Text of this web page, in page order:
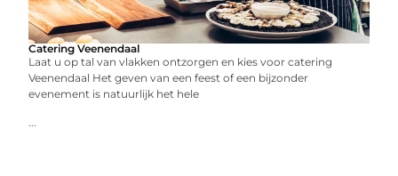
Catering Veenendaal
Laat u op tal van vlakken ontzorgen en kies voor catering
Veenendaal Het geven van een feest of een bijzonder
evenement is natuurlijk het hele
...